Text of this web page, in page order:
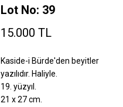
Lot No: 39
15.000 TL
Kaside-i Bürde'den beyitler
yazılıdır. Haliyle.
19. yüzyıl.
21 x 27 cm.